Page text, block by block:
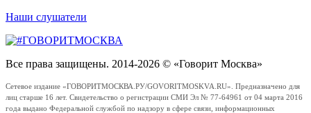
Наши слушатели
Все права защищены. 2014-2026 © «Говорит Москва»
Сетевое издание «ГОВОРИТМОСКВА.РУ/GOVORITMOSKVA.RU». Предназначено для
лиц старше 16 лет. Свидетельство о регистрации СМИ Эл № 77-64961 от 04 марта 2016
года выдано Федеральной службой по надзору в сфере связи, информационных